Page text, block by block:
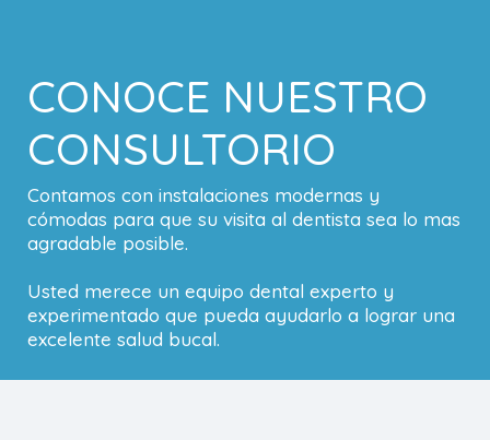
CONOCE NUESTRO
CONSULTORIO
Contamos con instalaciones modernas y
cómodas para que su visita al dentista sea lo mas
agradable posible.
Usted merece un equipo dental experto y
experimentado que pueda ayudarlo a lograr una
excelente salud bucal.